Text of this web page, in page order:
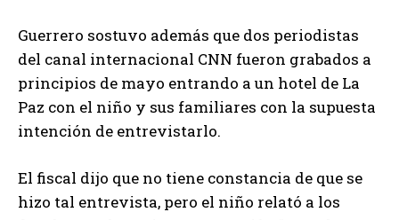
Guerrero sostuvo además que dos periodistas
del canal internacional CNN fueron grabados a
principios de mayo entrando a un hotel de La
Paz con el niño y sus familiares con la supuesta
intención de entrevistarlo.
El fiscal dijo que no tiene constancia de que se
hizo tal entrevista, pero el niño relató a los